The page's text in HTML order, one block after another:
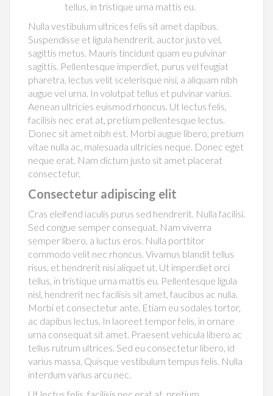
tellus, in tristique urna mattis eu.
Nulla vestibulum ultrices felis sit amet dapibus.
Suspendisse et ligula hendrerit, auctor justo vel,
sagittis metus. Mauris tincidunt quam eu pulvinar
sagittis. Pellentesque imperdiet, purus vel feugiat
pharetra, lectus velit scelerisque nisi, a aliquam nibh
augue vel urna. In volutpat tellus et pulvinar varius.
Aenean ultricies euismod rhoncus. Ut lectus felis,
facilisis nec erat at, pretium pellentesque lectus.
Donec sit amet nibh est. Morbi augue libero, pretium
vitae nulla ac, malesuada ultricies neque. Donec eget
neque erat. Nam dictum justo sit amet placerat
consectetur.
Consectetur adipiscing elit
Cras eleifend iaculis purus sed hendrerit. Nulla facilisi.
Sed congue semper consequat. Nam viverra
semper libero, a luctus eros. Nulla porttitor
commodo velit nec rhoncus. Vivamus blandit tellus
risus, et hendrerit nisi aliquet ut. Ut imperdiet orci
tellus, in tristique urna mattis eu. Pellentesque ligula
nisl, hendrerit nec facilisis sit amet, faucibus ac nulla.
Morbi et consectetur ante. Etiam eu sodales tortor,
ac dapibus lectus. In laoreet tempor felis, in ornare
urna consequat sit amet. Praesent vehicula libero ac
tellus rutrum ultrices. Sed eu consectetur libero, id
varius massa. Quisque vestibulum tempus felis. Nulla
interdum varius arcu nec.
Ut lectus felis, facilisis nec erat at, pretium